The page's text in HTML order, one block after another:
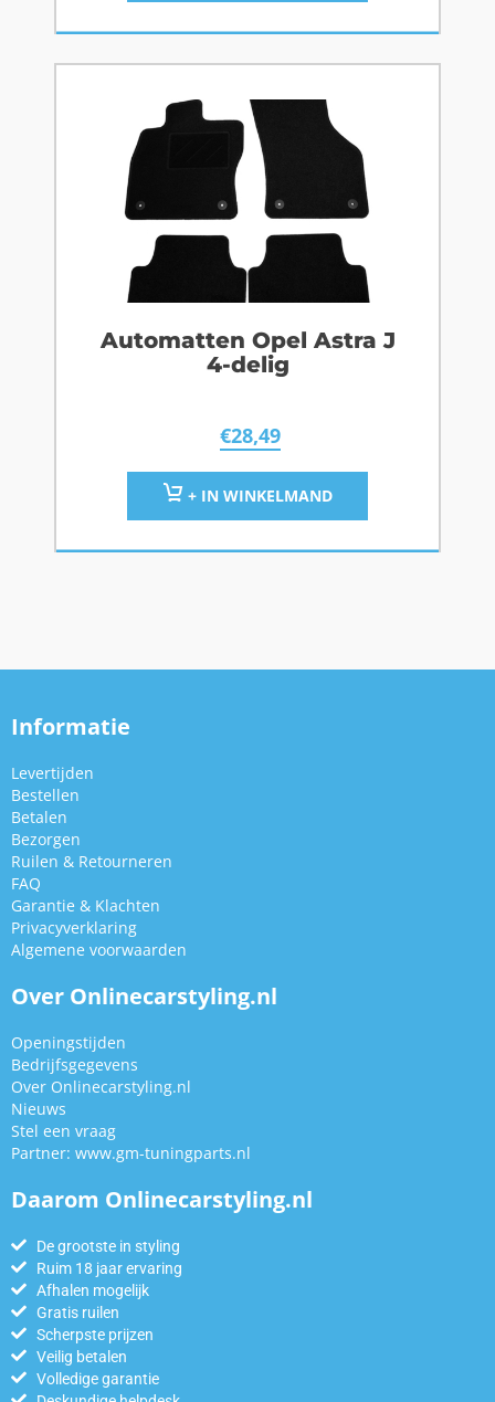
Automatten Opel Astra J
4-delig
€28,49
+ IN WINKELMAND
Informatie
Levertijden
Bestellen
Betalen
Bezorgen
Ruilen & Retourneren
FAQ
Garantie & Klachten
Privacyverklaring
Algemene voorwaarden
Over Onlinecarstyling.nl
Openingstijden
Bedrijfsgegevens
Over Onlinecarstyling.nl
Nieuws
Stel een vraag
Partner: www.gm-tuningparts.nl
Daarom Onlinecarstyling.nl
De grootste in styling
Ruim 18 jaar ervaring
Afhalen mogelijk
Gratis ruilen
Scherpste prijzen
Veilig betalen
Volledige garantie